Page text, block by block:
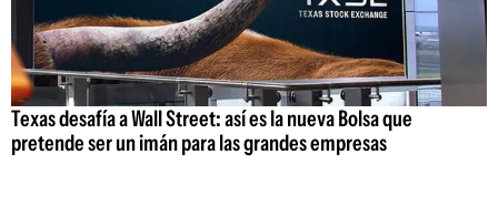
Texas desafía a Wall Street: así es la nueva Bolsa que
pretende ser un imán para las grandes empresas